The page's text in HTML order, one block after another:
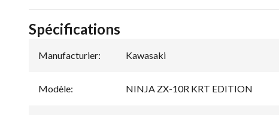
Spécifications
Manufacturier: Kawasaki
Modèle: NINJA ZX-10R KRT EDITION